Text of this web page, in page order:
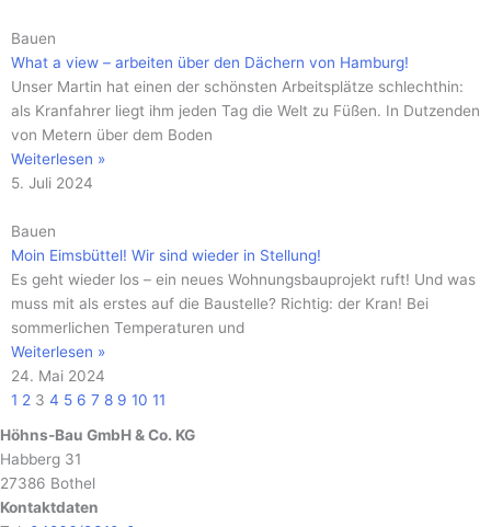
Bauen
What a view – arbeiten über den Dächern von Hamburg!
Unser Martin hat einen der schönsten Arbeitsplätze schlechthin:
als Kranfahrer liegt ihm jeden Tag die Welt zu Füßen. In Dutzenden
von Metern über dem Boden
Weiterlesen »
5. Juli 2024
Bauen
Moin Eimsbüttel! Wir sind wieder in Stellung!
Es geht wieder los – ein neues Wohnungsbauprojekt ruft! Und was
muss mit als erstes auf die Baustelle? Richtig: der Kran! Bei
sommerlichen Temperaturen und
Weiterlesen »
24. Mai 2024
1 2 3 4 5 6 7 8 9 10 11
Höhns-Bau GmbH & Co. KG
Habberg 31
27386 Bothel
Kontaktdaten